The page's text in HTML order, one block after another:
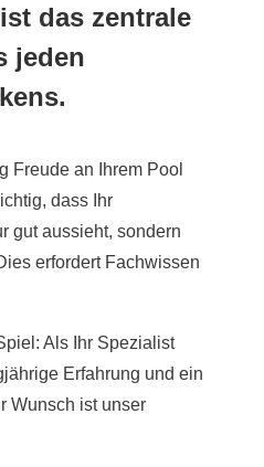
das zentrale
jeden
Freude an Ihrem Pool
dass Ihr
gut aussieht, sondern
erfordert Fachwissen
Als Ihr Spezialist
Erfahrung und ein
Wunsch ist unser